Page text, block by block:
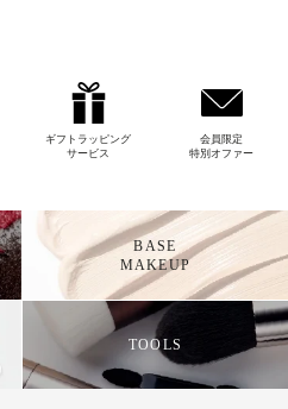
ギフトラッピング
サービス
会員限定
特別オファー
BASE
MAKEUP
TOOLS